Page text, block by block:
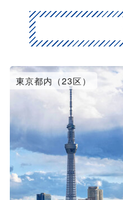
東京都内（23区）